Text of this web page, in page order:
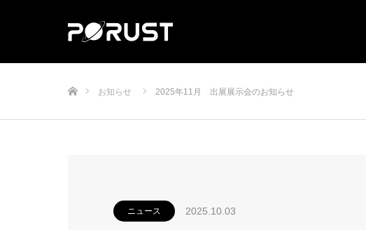
お知らせ 2025年11月 出展展示会のお知らせ
ニュース 2025.10.03